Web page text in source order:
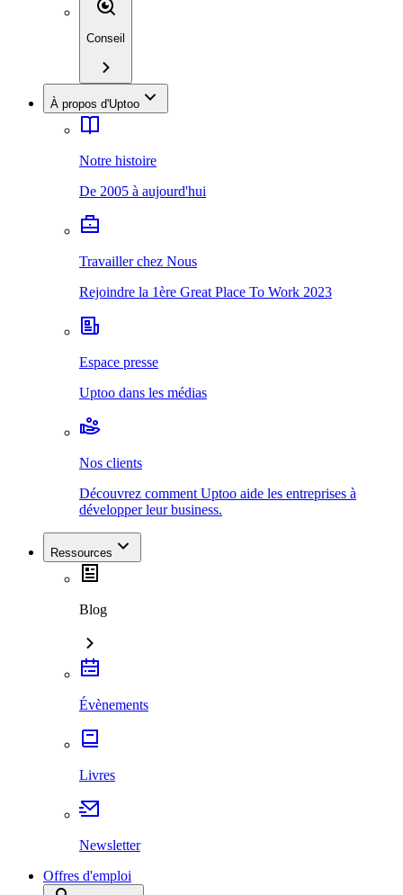
Conseil
À propos d'Uptoo
Notre histoire
De 2005 à aujourd'hui
Travailler chez Nous
Rejoindre la 1ère Great Place To Work 2023
Espace presse
Uptoo dans les médias
Nos clients
Découvrez comment Uptoo aide les entreprises à
développer leur business.
Ressources
Blog
Évènements
Livres
Newsletter
Offres d'emploi